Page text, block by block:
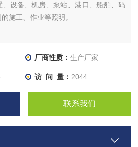
、设备、机房、泵站、港口、船舶、码
施工、作业等照明。
厂商性质： 生产厂家
访 问 量： 2044
联系我们